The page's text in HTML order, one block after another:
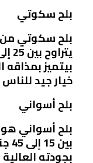
بلح سكوتي
بلح سكوتي من
بيتميز بمذاقه
خيار جيد للناس
بلح أسواني
بلح أسواني هو
بجودته